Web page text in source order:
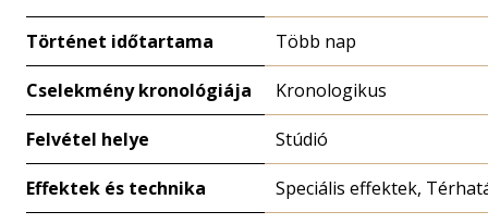
Történet időtartama Több nap
Cselekmény kronológiája Kronologikus
Felvétel helye Stúdió
Effektek és technika Speciális effektek,